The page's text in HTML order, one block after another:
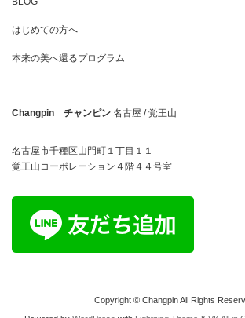
はじめての方へ
本来の美へ還るプログラム
Changpin チャンピン 名古屋 / 覚王山
名古屋市千種区山門町１丁目１１
覚王山コーポレーション４階４４号室
Copyright © Changpin All Rights